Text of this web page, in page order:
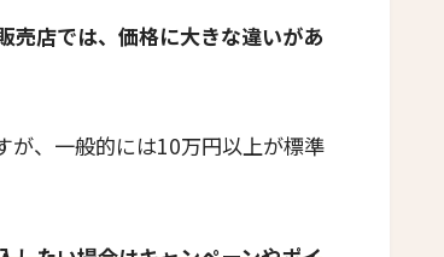
売店では、価格に大きな違いがあ
が、一般的には10万円以上が標準